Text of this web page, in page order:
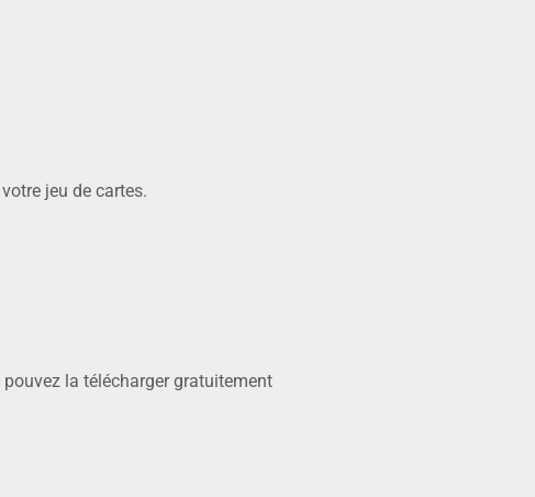
jeu de cartes.
la télécharger gratuitement